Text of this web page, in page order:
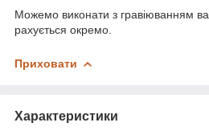
Можемо виконати з гравіюванням
рахується окремо.
Приховати
Характеристики